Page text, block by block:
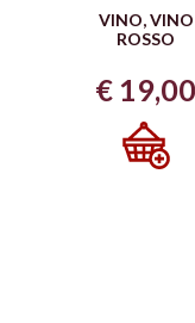
VINO,VINO
ROSSO
€ 19,00